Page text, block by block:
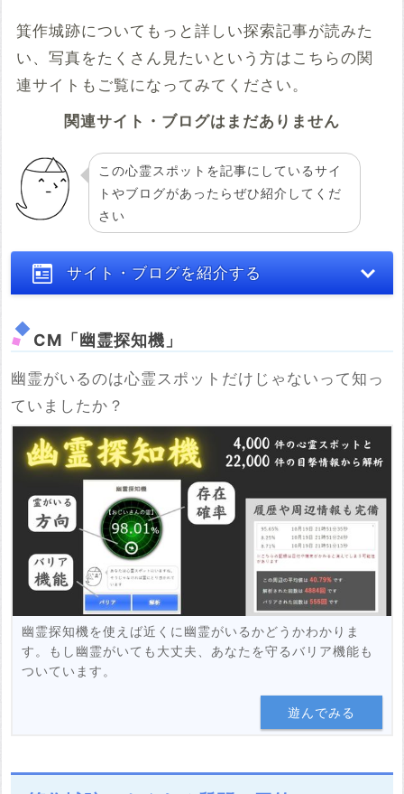
箕作城跡についてもっと詳しい探索記事が読みた
い、写真をたくさん見たいという方はこちらの関
連サイトもご覧になってみてください。
関連サイト・ブログはまだありません
この心霊スポットを記事にしているサイ
トやブログがあったらぜひ紹介してくだ
さい
サイト・ブログを紹介する
※サイト・ブログのURL
企業が運営している旅行系サイトや内容の薄いまとめサイトは削
除対象になります
紹介する
CM「幽霊探知機」
幽霊がいるのは心霊スポットだけじゃないって知っ
ていましたか？
幽霊探知機を使えば近くに幽霊がいるかどうかわかりま
す。もし幽霊がいても大丈夫、あなたを守るバリア機能も
ついています。
遊んでみる